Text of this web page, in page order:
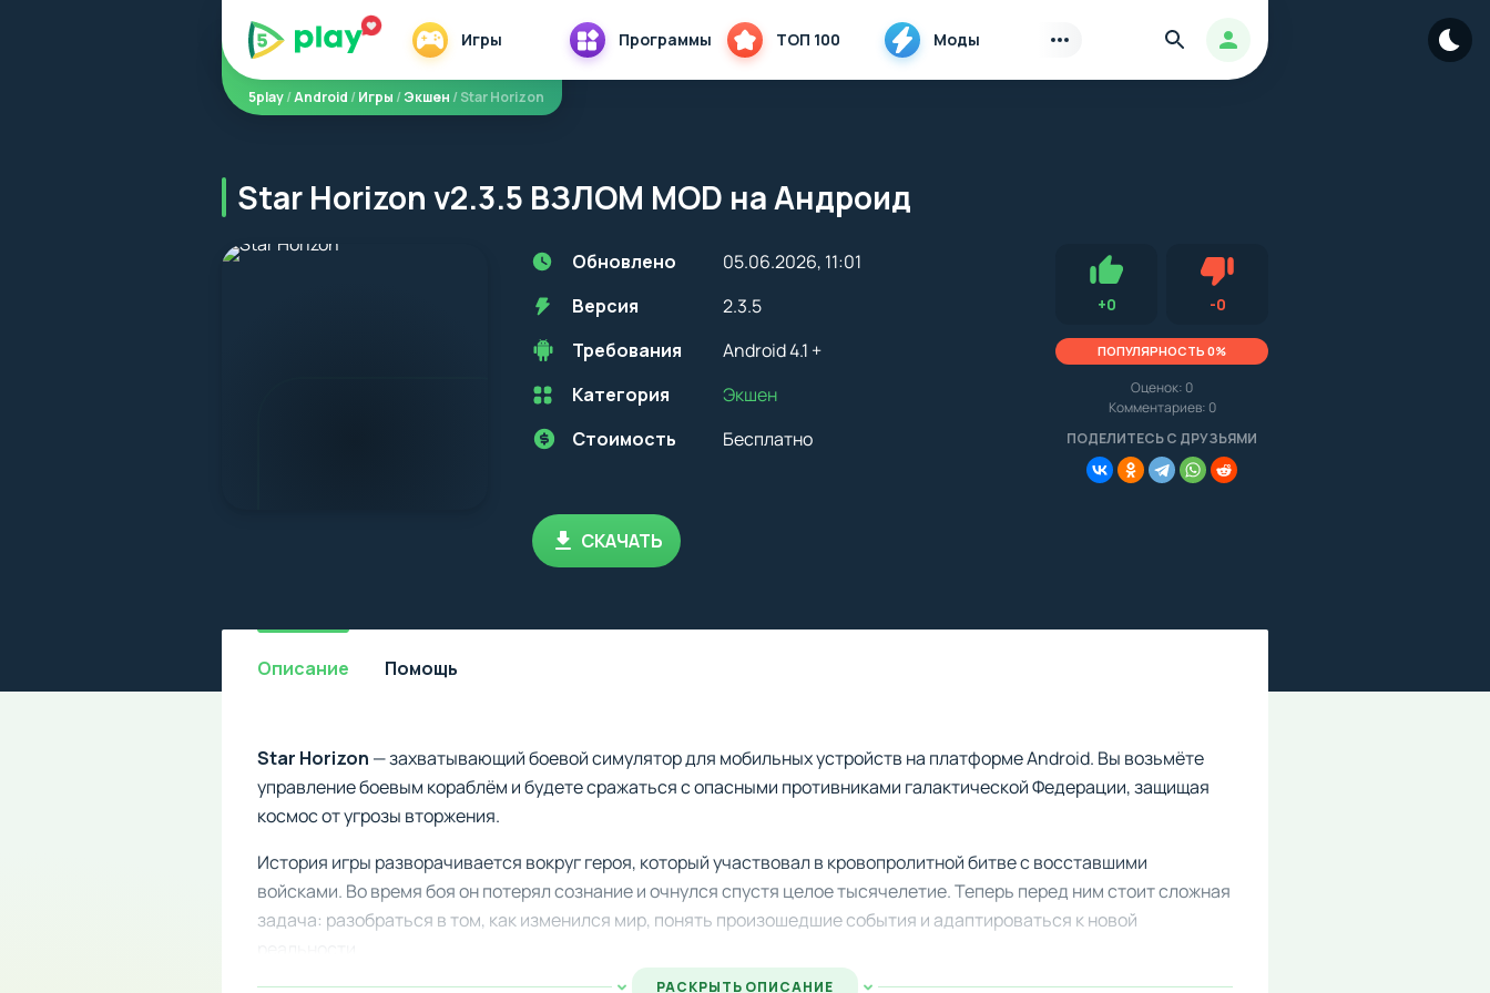
Игры Программы ТОП 100 Моды Авторизация
Найти
5play/Android /Игры /Экшен / Star Horizon
Star Horizon v2.3.5 ВЗЛОМ MOD на Андроид
Обновлено
05.06.2026, 11:01
Версия
2.3.5
Требования
Android 4.1 +
Перед установкой приложения на устройство с Android, стоит
учитывать версию OS. Мы всегда указываем минимальные
Категория
Экшен
Стоимость
Бесплатно
+0Нравится -0Не нравится (0.0, 0, 16208)
ПОПУЛЯРНОСТЬ 0%
Оценок: 0
Комментариев: 0
СКАЧАТЬ
Описание Помощь
Star Horizon — захватывающий боевой симулятор для мобильных устройств на платформе Android. Вы возьмёте
управление боевым кораблём и будете сражаться с опасными противниками галактической Федерации, защищая
космос от угрозы вторжения.
История игры разворачивается вокруг героя, который участвовал в кровопролитной битве с восставшими
войсками. Во время боя он потерял сознание и очнулся спустя целое тысячелетие. Теперь перед ним стоит сложная
задача: разобраться в том, как изменился мир, понять произошедшие события и адаптироваться к новой
РАСКРЫТЬ ОПИСАНИЕ